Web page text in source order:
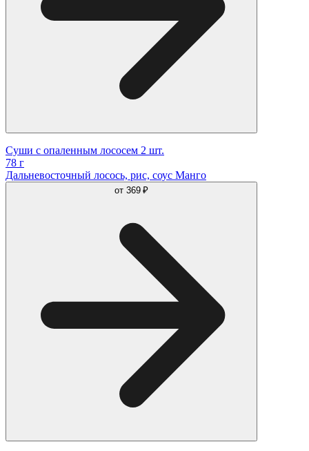
Суши с опаленным лососем 2 шт.
78 г
Дальневосточный лосось, рис, соус Манго
от 369 ₽